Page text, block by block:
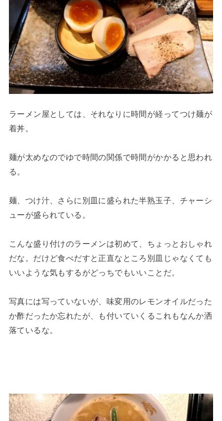
ラーメン屋としては、それなりに時間が経ってつけ麺が
着丼。
麺が太めなのでゆで時間の関係で時間がかかると思われ
る。
麺、つけ汁、さらに別皿に盛られた半熟玉子、チャーシ
ューが盛られている。
こんな盛り付けのラーメンは初めて、ちょっとおしゃれ
だな。だけど食べだすと正直なところ別皿じゃなくても
いいような気もするがどっちでもいいことだ。
写真には写っていないが、味変用のレモンオイルだった
か酢だったか忘れたが、も付いていくるこれもなんか洒
落ているな。